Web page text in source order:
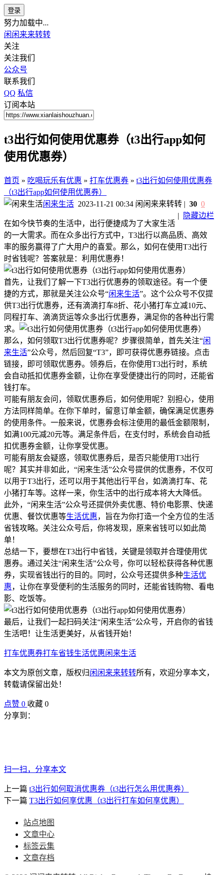
登录
努力加载中...
闲闲来来转转
关注
关注我们
公众号
联系我们
QQ 私信
订阅本站
t3出行如何使用优惠券（t3出行app如何
使用优惠券）
首页 » 吃喝玩乐有优惠 » 打车优惠券 » t3出行如何使用优惠券
（t3出行app如何使用优惠券）
闲来生活 2023-11-21 00:34 闲闲来来转转
|
隐藏边栏
| 30 0
在如今快节奏的生活中，出行便捷成为了大家生活
的一大需求。而在众多出行方式中，T3出行以高品质、高效
率的服务赢得了广大用户的喜爱。那么，如何在使用T3出行
时省钱呢？答案就是：利用优惠券！
首先，让我们了解一下T3出行优惠券的领取途径。有一个便
捷的方式，那就是关注公众号“闲来生活”。这个公众号不仅提
供T3出行优惠券，还有滴滴打车8折、花小猪打车立减10元、
同程打车、滴滴货运等众多出行优惠券，满足你的各种出行需
求。
那么，如何领取T3出行优惠券呢？步骤很简单，首先关注“闲
来生活”公众号，然后回复“T3”，即可获得优惠券链接。点击
链接，即可领取优惠券。领券后，在你使用T3出行时，系统
会自动抵扣优惠券金额，让你在享受便捷出行的同时，还能省
钱打车。
可能有朋友会问，领取优惠券后，如何使用呢？别担心，使用
方法同样简单。在你下单时，留意订单金额，确保满足优惠券
的使用条件。一般来说，优惠券会标注使用的最低金额限制，
如满100元减20元等。满足条件后，在支付时，系统会自动抵
扣优惠券金额，让你享受优惠。
可能有朋友会疑惑，领取优惠券后，是否只能使用T3出行
呢？其实并非如此，“闲来生活”公众号提供的优惠券，不仅可
以用于T3出行，还可以用于其他出行平台，如滴滴打车、花
小猪打车等。这样一来，你生活中的出行成本将大大降低。
此外，“闲来生活”公众号还提供外卖优惠、特价电影票、快递
优惠、餐饮优惠等生活优惠，旨在为你打造一个全方位的生活
省钱攻略。关注公众号后，你将发现，原来省钱可以如此简
单！
总结一下，要想在T3出行中省钱，关键是领取并合理使用优
惠券。通过关注“闲来生活”公众号，你可以轻松获得各种优惠
券，实现省钱出行的目的。同时，公众号还提供多种生活优
惠，让你在享受便利的生活服务的同时，还能省钱购物、看电
影、吃饭等。
最后，让我们一起扫码关注“闲来生活”公众号，开启你的省钱
生活吧！让生活更美好，从省钱开始！
打车优惠券打车省钱生活优惠闲来生活
本文为原创文章，版权归闲闲来来转转所有，欢迎分享本文，
转载请保留出处！
点赞 0 收藏 0
分享到：
扫一扫，分享本文
上一篇 t3出行如何取消优惠券（t3出行怎么用优惠券）
下一篇 T3出行如何享优惠（t3出行打车如何享优惠）
站点地图
文章中心
标签云集
文章存档